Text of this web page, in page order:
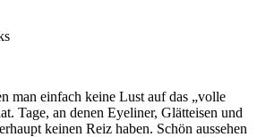
man einfach keine Lust auf das „volle
Tage, an denen Eyeliner, Glätteisen und
keinen Reiz haben. Schön aussehen